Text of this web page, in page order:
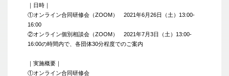
｜日時｜
①オンライン合同研修会（ZOOM） 2021年6月26日（土）13:00-
16:00
②オンライン個別相談会（ZOOM） 2021年7月3日（土）13:00-
16:00の時間内で、各団体30分程度でのご案内
｜実施概要｜
①オンライン合同研修会